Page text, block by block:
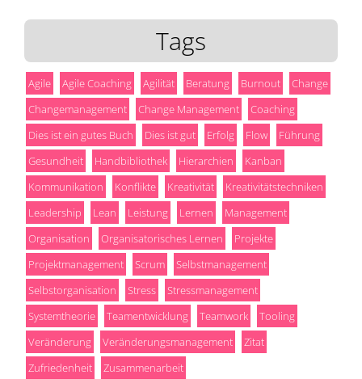
Tags
Agile Agile Coaching Agilität Beratung Burnout
Change
Changemanagement
Change Management
Coaching
Dies ist ein gutes Buch
Dies ist gut Erfolg Flow
Führung
Gesundheit
Handbibliothek Hierarchien
Kanban
Kommunikation
Konflikte Kreativität
Kreativitätstechniken
Leadership
Lean Leistung Lernen
Management
Organisation
Organisatorisches Lernen
Projekte
Projektmanagement
Scrum
Selbstmanagement
Selbstorganisation
Stress
Stressmanagement
Systemtheorie
Teamentwicklung Teamwork
Tooling
Veränderung
Veränderungsmanagement
Zitat
Zufriedenheit
Zusammenarbeit